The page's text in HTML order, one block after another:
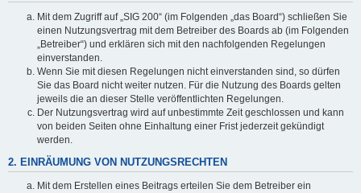
Mit dem Zugriff auf „SIG 200“ (im Folgenden „das Board“) schließen Sie
einen Nutzungsvertrag mit dem Betreiber des Boards ab (im Folgenden
„Betreiber“) und erklären sich mit den nachfolgenden Regelungen
einverstanden.
Wenn Sie mit diesen Regelungen nicht einverstanden sind, so dürfen
Sie das Board nicht weiter nutzen. Für die Nutzung des Boards gelten
jeweils die an dieser Stelle veröffentlichten Regelungen.
Der Nutzungsvertrag wird auf unbestimmte Zeit geschlossen und kann
von beiden Seiten ohne Einhaltung einer Frist jederzeit gekündigt
werden.
2. EINRÄUMUNG VON NUTZUNGSRECHTEN
Mit dem Erstellen eines Beitrags erteilen Sie dem Betreiber ein